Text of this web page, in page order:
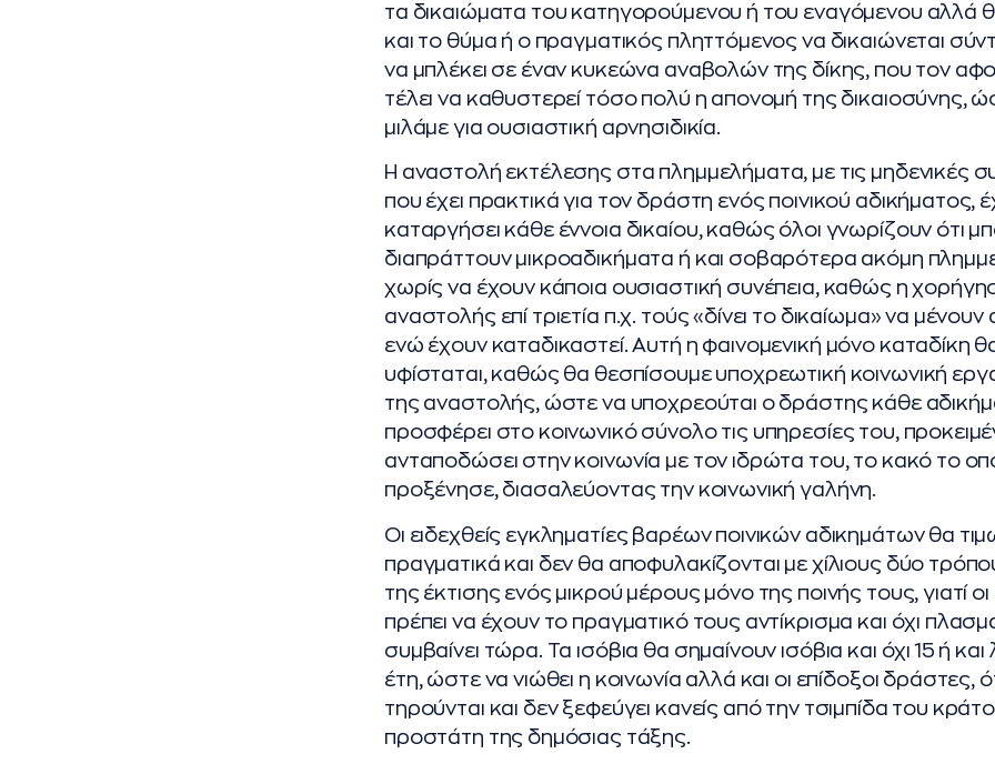
τα δικαιώματα του κατηγορούμενου ή του εναγόμενου αλλά
και το θύμα ή ο πραγματικός πληττόμενος να δικαιώνεται
να μπλέκει σε έναν κυκεώνα αναβολών της δίκης, που τον
τέλει να καθυστερεί τόσο πολύ η απονομή της δικαιοσύνης,
μιλάμε για ουσιαστική αρνησιδικία.
Η αναστολή εκτέλεσης στα πλημμελήματα, με τις μηδενικές
που έχει πρακτικά για τον δράστη ενός ποινικού αδικήματος,
καταργήσει κάθε έννοια δικαίου, καθώς όλοι γνωρίζουν ότι
διαπράττουν μικροαδικήματα ή και σοβαρότερα ακόμη
χωρίς να έχουν κάποια ουσιαστική συνέπεια, καθώς η
αναστολής επί τριετία π.χ. τούς «δίνει το δικαίωμα» να μένουν
ενώ έχουν καταδικαστεί. Αυτή η φαινομενική μόνο καταδίκη
υφίσταται, καθώς θα θεσπίσουμε υποχρεωτική κοινωνική
της αναστολής, ώστε να υποχρεούται ο δράστης κάθε
προσφέρει στο κοινωνικό σύνολο τις υπηρεσίες του,
ανταποδώσει στην κοινωνία με τον ιδρώτα του, το κακό το
προξένησε, διασαλεύοντας την κοινωνική γαλήνη.
Οι ειδεχθείς εγκληματίες βαρέων ποινικών αδικημάτων θα
πραγματικά και δεν θα αποφυλακίζονται με χίλιους δύο
της έκτισης ενός μικρού μέρους μόνο της ποινής τους, γιατί οι
πρέπει να έχουν το πραγματικό τους αντίκρισμα και όχι
συμβαίνει τώρα. Τα ισόβια θα σημαίνουν ισόβια και όχι 15 ή και
έτη, ώστε να νιώθει η κοινωνία αλλά και οι επίδοξοι δράστες,
τηρούνται και δεν ξεφεύγει κανείς από την τσιμπίδα του
προστάτη της δημόσιας τάξης.